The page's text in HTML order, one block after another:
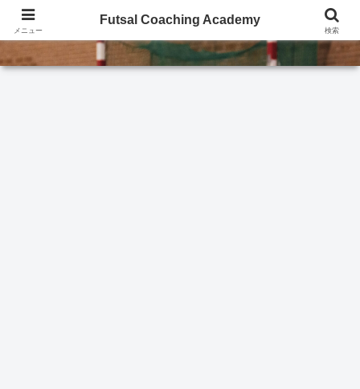
Futsal Coaching Academy
メニュー
Futsal Coaching Academy
検索